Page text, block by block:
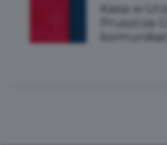
Kasa w
Pruszcza